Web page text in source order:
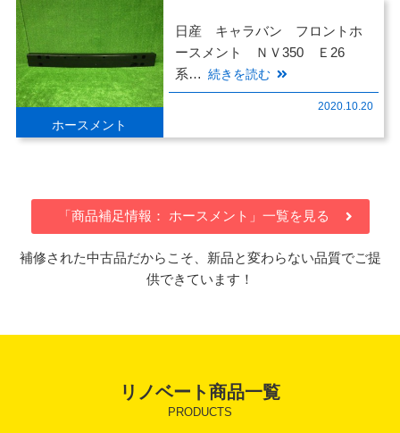
ホースメント
日産 キャラバン フロントホ
ースメント ＮＶ350 Ｅ26
系…
続きを読む
2020.10.20
「商品補足情報： ホースメント」一覧を見る
補修された中古品だからこそ、新品と変わらない品質でご提
供できています！
リノベート商品一覧